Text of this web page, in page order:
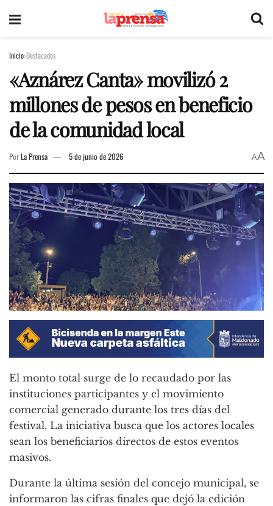
Inicio Destacados
«Aznárez Canta» movilizó 2
millones de pesos en beneficio
de la comunidad local
PorLa Prensa 5 de junio de 2026 AA
El monto total surge de lo recaudado por las
instituciones participantes y el movimiento
comercial generado durante los tres días del
festival. La iniciativa busca que los actores locales
sean los beneficiarios directos de estos eventos
masivos.
Durante la última sesión del concejo municipal, se
informaron las cifras finales que dejó la edición